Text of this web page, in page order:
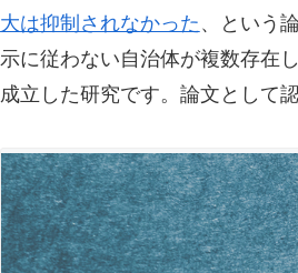
大は抑制されなかった 、という
示に従わない自治体が複数存在
成立した研究です。論文として